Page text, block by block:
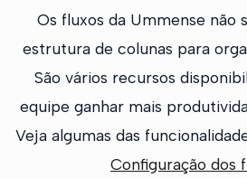
Os fluxos da Ummense não
estrutura de colunas para
São vários recursos
equipe ganhar mais
Veja algumas das
Configuração dos